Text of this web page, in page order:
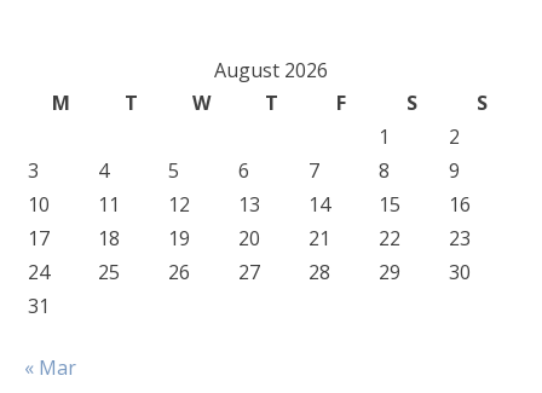
August 2026
M
T W T F S
S
1
2
3
4 5 6 7 8
9
10
11 12 13 14 15
16
17
18 19 20 21 22
23
24
25 26 27 28 29
30
31
« Mar